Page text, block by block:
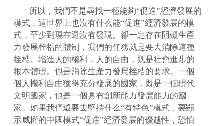
所以，我們不是尋找一種能夠“促進”經濟發展的
模式，這世界上也沒有什么能“促進”經濟發展的模
式，至少到現在還沒有發現。卻一定存在阻礙生產
力發展桎梏的體制，我們的任務就是要去消除這種
桎梏。增進人的權利，人的自由，既是社會進步的
根本體現。也是消除生產力發展桎梏的要求。一個
個人權利自由獲得充分發展的國家，既是一個現代
文明國家，也是一個具有創新能力發展能力的國
家。如果我們還要去堅持什么“有特色”模式，要顯
示威權的中國模式“促進”經濟發展的優越性，恐怕